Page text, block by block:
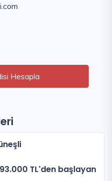
Hesapla
TL'den başlayan